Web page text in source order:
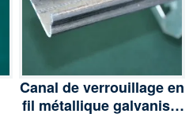
Canal de verrouillage en
fil métallique galvanisé,